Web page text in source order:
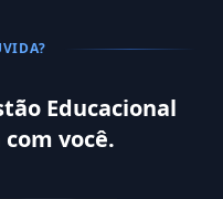
Educacional
você.